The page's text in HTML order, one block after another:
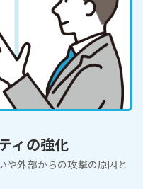
ィの強化
や外部からの攻撃の原因と